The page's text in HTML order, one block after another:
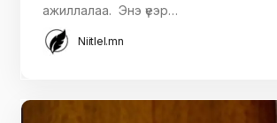
ажиллалаа. Энэ үеэр…
Niitlel.mn